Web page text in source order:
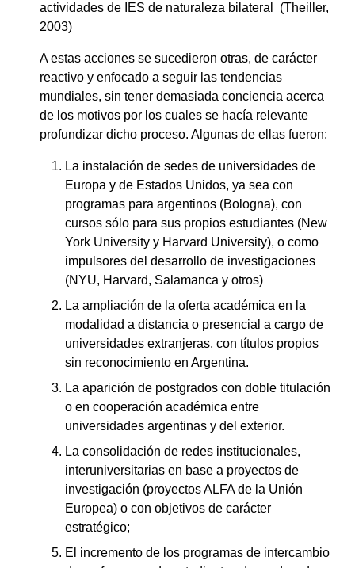
actividades de IES de naturaleza bilateral (Theiller,
2003)
A estas acciones se sucedieron otras, de carácter
reactivo y enfocado a seguir las tendencias
mundiales, sin tener demasiada conciencia acerca
de los motivos por los cuales se hacía relevante
profundizar dicho proceso. Algunas de ellas fueron:
La instalación de sedes de universidades de
Europa y de Estados Unidos, ya sea con
programas para argentinos (Bologna), con
cursos sólo para sus propios estudiantes (New
York University y Harvard University), o como
impulsores del desarrollo de investigaciones
(NYU, Harvard, Salamanca y otros)
La ampliación de la oferta académica en la
modalidad a distancia o presencial a cargo de
universidades extranjeras, con títulos propios
sin reconocimiento en Argentina.
La aparición de postgrados con doble titulación
o en cooperación académica entre
universidades argentinas y del exterior.
La consolidación de redes institucionales,
interuniversitarias en base a proyectos de
investigación (proyectos ALFA de la Unión
Europea) o con objetivos de carácter
estratégico;
El incremento de los programas de intercambio